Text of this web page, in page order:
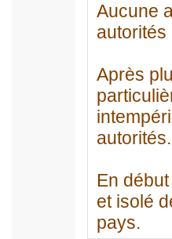
Aucune
Après
autorités.
En
et isolé
pays.